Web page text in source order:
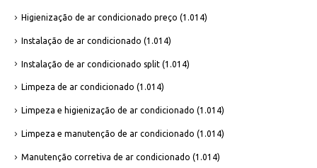
Higienização de ar condicionado preço (1.014)
Instalação de ar condicionado (1.014)
Instalação de ar condicionado split (1.014)
Limpeza de ar condicionado (1.014)
Limpeza e higienização de ar condicionado (1.014)
Limpeza e manutenção de ar condicionado (1.014)
Manutenção corretiva de ar condicionado (1.014)